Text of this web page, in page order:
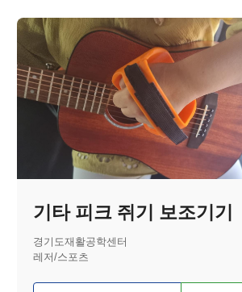
기타 피크 쥐기 보조기기
경기도재활공학센터
레저/스포츠